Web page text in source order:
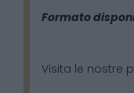
Formato
Visita le nostre